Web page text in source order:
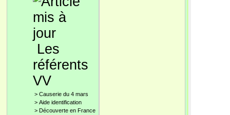
Les
référents
VV
> Causerie du 4 mars
> Aide identification
> Découverte en France